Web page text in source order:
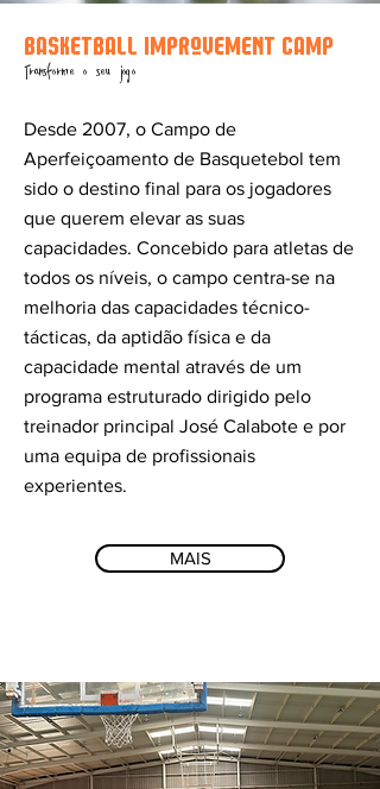
basketball improvement camp
Transforme o seu jogo
Desde 2007, o Campo de
Aperfeiçoamento de Basquetebol tem
sido o destino final para os jogadores
que querem elevar as suas
capacidades. Concebido para atletas de
todos os níveis, o campo centra-se na
melhoria das capacidades técnico-
tácticas, da aptidão física e da
capacidade mental através de um
programa estruturado dirigido pelo
treinador principal José Calabote e por
uma equipa de profissionais
experientes.
MAIS